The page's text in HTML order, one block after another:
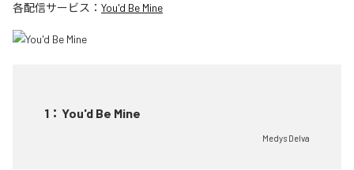
各配信サービス： You'd Be Mine
1 ： You'd Be Mine
Medys Delva